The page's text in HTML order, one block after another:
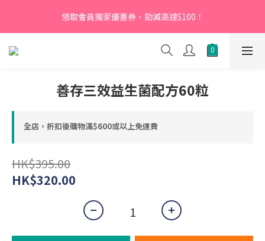
【新會員】即日起至2026月12月31日，首次下單輸入優惠碼
「NEW95」即可享95折
領取會員獨家優惠券，勁減高達$100！
【新會員】即日起至2026月12月31日，首次下單輸入優惠碼
「NEW95」即可享95折
善存三效益生菌配方60粒
全店，折扣後購物滿$600或以上免運費
HK$395.00
HK$320.00